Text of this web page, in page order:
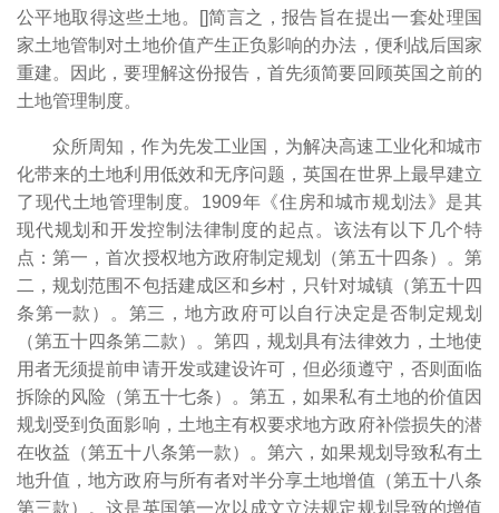
公平地取得这些土地。[]简言之，报告旨在提出一套处理国
家土地管制对土地价值产生正负影响的办法，便利战后国家
重建。因此，要理解这份报告，首先须简要回顾英国之前的
土地管理制度。
众所周知，作为先发工业国，为解决高速工业化和城市
化带来的土地利用低效和无序问题，英国在世界上最早建立
了现代土地管理制度。1909年《住房和城市规划法》是其
现代规划和开发控制法律制度的起点。该法有以下几个特
点：第一，首次授权地方政府制定规划（第五十四条）。第
二，规划范围不包括建成区和乡村，只针对城镇（第五十四
条第一款）。第三，地方政府可以自行决定是否制定规划
（第五十四条第二款）。第四，规划具有法律效力，土地使
用者无须提前申请开发或建设许可，但必须遵守，否则面临
拆除的风险（第五十七条）。第五，如果私有土地的价值因
规划受到负面影响，土地主有权要求地方政府补偿损失的潜
在收益（第五十八条第一款）。第六，如果规划导致私有土
地升值，地方政府与所有者对半分享土地增值（第五十八条
第三款）。这是英国第一次以成文立法规定规划导致的增值